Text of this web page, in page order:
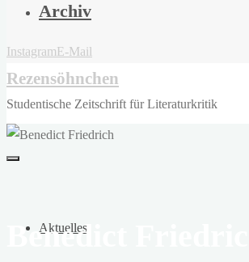
Archiv
InstagramE-Mail
Rezensöhnchen
Studentische Zeitschrift für Literaturkritik
Aktuelles
Benedict Friedrich